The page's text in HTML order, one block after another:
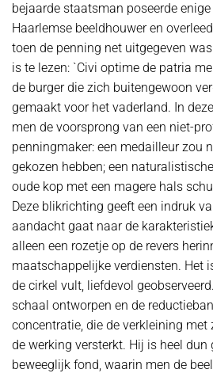
bejaarde staatsman poseerde
Haarlemse beeldhouwer en
toen de penning net uitgegeven
is te lezen: `Civi optime de patria
de burger die zich buitengewoon
gemaakt voor het vaderland. In
men de voorsprong van een niet-
penningmaker: een medailleur zou
gekozen hebben; een
oude kop met een magere hals
Deze blikrichting geeft een indruk
aandacht gaat naar de
alleen een rozetje op de revers
maatschappelijke verdiensten. Het
de cirkel vult, liefdevol
schaal ontworpen en de
concentratie, die de verkleining met
de werking versterkt. Hij is heel dun
beweeglijk fond, waarin men de